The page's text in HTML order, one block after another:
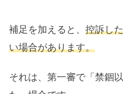
補足を加えると、 控訴し
い場合があります。
それは、第一審で「禁錮